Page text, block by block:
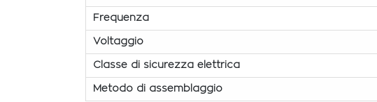
Frequenza
Voltaggio
Classe di sicurezza elettrica
Metodo di assemblaggio